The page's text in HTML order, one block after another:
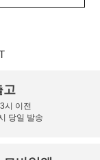
고
시 이전
당일 발송